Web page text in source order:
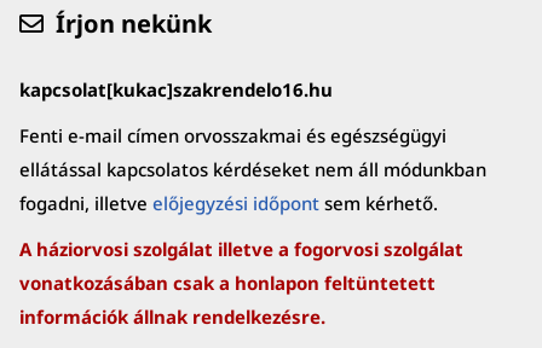
Írjon nekünk
kapcsolat[kukac]szakrendelo16.hu
Fenti e-mail címen orvosszakmai és egészségügyi
ellátással kapcsolatos kérdéseket nem áll módunkban
fogadni, illetve előjegyzési időpontsem kérhető.
A háziorvosi szolgálat illetve a fogorvosi szolgálat
vonatkozásában csak a honlapon feltüntetett
információk állnak rendelkezésre.